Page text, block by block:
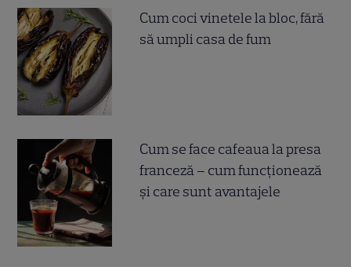
Cum coci vinetele la bloc, fără
să umpli casa de fum
Cum se face cafeaua la presa
franceză – cum funcționează
și care sunt avantajele